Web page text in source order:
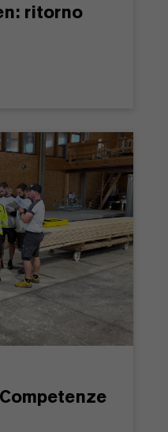
ritorno